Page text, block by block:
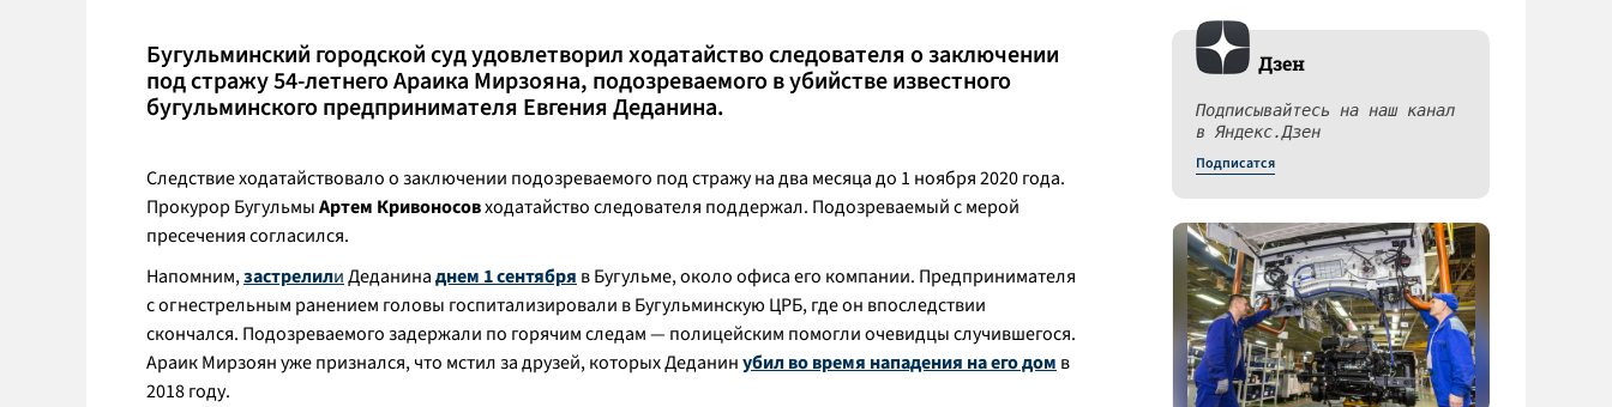
Бугульминский городской суд удовлетворил ходатайство следователя о заключении
под стражу 54-летнего Араика Мирзояна, подозреваемого в убийстве известного
бугульминского предпринимателя Евгения Деданина.
Следствие ходатайствовало о заключении подозреваемого под стражу на два месяца до 1 ноября 2020 года.
Прокурор БугульмыАртем Кривоносовходатайство следователя поддержал. Подозреваемый с мерой
пресечения согласился.
Напомним,застрелилиДеданинаднем 1 сентября в Бугульме, около офиса его компании. Предпринимателя
с огнестрельным ранением головы госпитализировали в Бугульминскую ЦРБ, где он впоследствии
скончался. Подозреваемого задержали по горячим следам — полицейским помогли очевидцы случившегося.
Араик Мирзоян уже признался, что мстил за друзей, которых Деданинубил во время нападения на его дом в
2018 году.
Дзен
Подписывайтесь на наш канал
в Яндекс.Дзен
Подписатся